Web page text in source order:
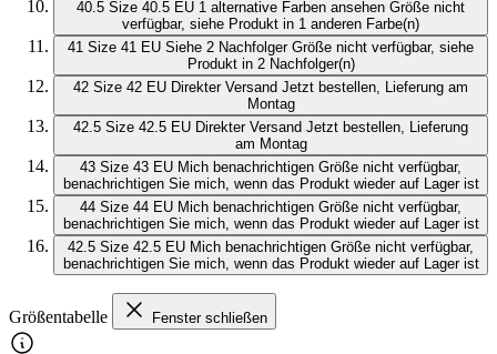
40.5 Size 40.5 EU 1 alternative Farben ansehen Größe nicht
verfügbar, siehe Produkt in 1 anderen Farbe(n)
41 Size 41 EU Siehe 2 Nachfolger Größe nicht verfügbar, siehe
Produkt in 2 Nachfolger(n)
42 Size 42 EU Direkter Versand Jetzt bestellen, Lieferung am
Montag
42.5 Size 42.5 EU Direkter Versand Jetzt bestellen, Lieferung
am Montag
43 Size 43 EU Mich benachrichtigen Größe nicht verfügbar,
benachrichtigen Sie mich, wenn das Produkt wieder auf Lager ist
44 Size 44 EU Mich benachrichtigen Größe nicht verfügbar,
benachrichtigen Sie mich, wenn das Produkt wieder auf Lager ist
42.5 Size 42.5 EU Mich benachrichtigen Größe nicht verfügbar,
benachrichtigen Sie mich, wenn das Produkt wieder auf Lager ist
Größentabelle Fenster schließen